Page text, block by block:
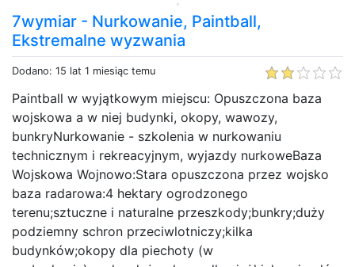
7wymiar - Nurkowanie, Paintball,
Ekstremalne wyzwania
Dodano: 15 lat 1 miesiąc temu
Paintball w wyjątkowym miejscu: Opuszczona baza
wojskowa a w niej budynki, okopy, wawozy,
bunkryNurkowanie - szkolenia w nurkowaniu
technicznym i rekreacyjnym, wyjazdy nurkoweBaza
Wojskowa Wojnowo:Stara opuszczona przez wojsko
baza radarowa:4 hektary ogrodzonego
terenu;sztuczne i naturalne przeszkody;bunkry;duży
podziemny schron przeciwlotniczy;kilka
budynków;okopy dla piechoty (w